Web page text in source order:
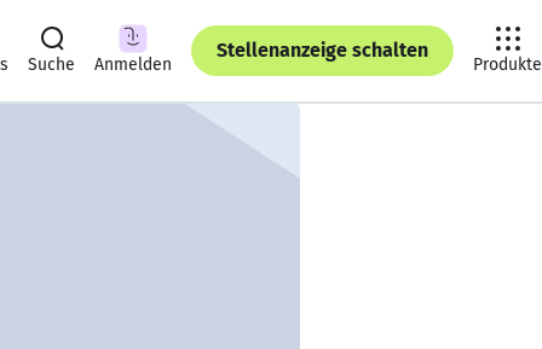
Suche Anmelden
Stellenanzeige schalten
Produkte